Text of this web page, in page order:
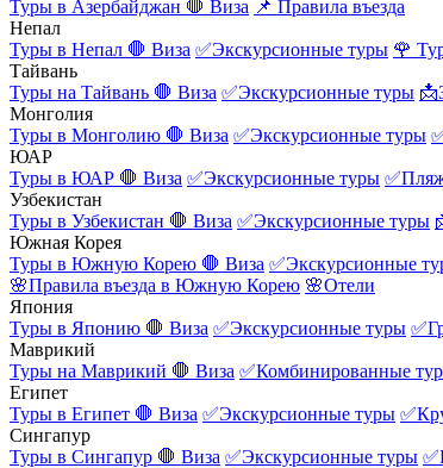
Туры в Азербайджан 🛑 Виза 📌 Правила въезда
Непал
Туры в Непал 🛑 Виза ✅Экскурсионные туры 🌹
Тайвань
Туры на Тайвань 🛑 Виза ✅Экскурсионные туры
Монголия
Туры в Монголию 🛑 Виза ✅Экскурсионные туры
ЮАР
Туры в ЮАР 🛑 Виза ✅Экскурсионные туры
Узбекистан
Туры в Узбекистан 🛑 Виза ✅Экскурсионные туры
Южная Корея
Туры в Южную Корею 🛑 Виза ✅Экскурсионные
🌸Правила въезда в Южную Корею 🌸Отели
Япония
Туры в Японию 🛑 Виза ✅Экскурсионные туры
Маврикий
Туры на Маврикий 🛑 Виза ✅Комбинированные
Египет
Туры в Египет 🛑 Виза ✅Экскурсионные туры
Сингапур
Туры в Сингапур 🛑 Виза ✅Экскурсионные туры